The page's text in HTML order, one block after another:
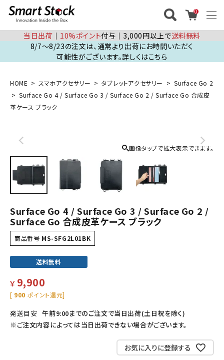
0
当日出荷 │ 10%ポイント付与│3,000円以上で送料無料
8/7～8/23の注文は、通常より出荷にお時間いただく
可能性がございます。詳しくはこちら
HOME スマホアクセサリー タブレットアクセサリー
Surface Go 2
Surface Go 4 / Surface Go 3 / Surface Go 2 / Surface Go 合成皮
革ケース ブラック
画像タップで拡大表示できます。
Surface Go 4 / Surface Go 3 / Surface Go 2 /
Surface Go 合成皮革ケース ブラック
商品番号 MS-SFG2L01BK
送料無料
￥ 9,900
[ 900 ポイント還元]
発送目安 午前9:00までのご注文で当日出荷(土日祝を除く)
※ご注文内容によっては当日出荷できない場合がございます。
お気に入りに登録する